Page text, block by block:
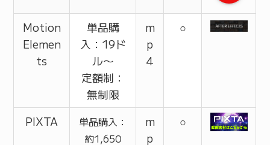
Motion
Elemen
ts
単品購
入：19ド
ル〜
定額制：
無制限
m
p
4
○
PIXTA
単品購入：
約1,650
m
p
○